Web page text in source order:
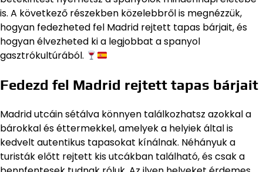
is. A következő részekben közelebbről is megnézzük,
hogyan fedezheted fel Madrid rejtett tapas bárjait, és
hogyan élvezheted ki a legjobbat a spanyol
gasztrókultúrából.
Fedezd fel Madrid rejtett tapas bárjait
Madrid utcáin sétálva könnyen találkozhatsz azokkal a
bárokkal és éttermekkel, amelyek a helyiek által is
kedvelt autentikus tapasokat kínálnak. Néhányuk a
turisták előtt rejtett kis utcákban található, és csak a